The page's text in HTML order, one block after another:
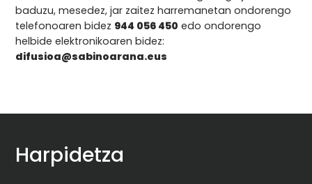
baduzu, mesedez, jar zaitez harremanetan ondorengo
telefonoaren bidez 944 056 450 edo ondorengo
helbide elektronikoaren bidez:
difusioa@sabinoarana.eus
Harpidetza